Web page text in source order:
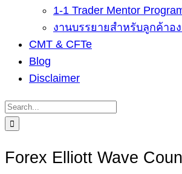
1-1 Trader Mentor
งานบรรยายสำหรับลูกค้าอ
CMT & CFTe
Blog
Disclaimer
Search
for:
Forex Elliott Wave